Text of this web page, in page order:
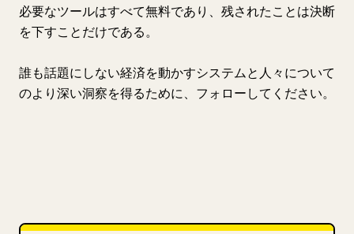
必要なツールはすべて無料であり、残されたことは決断
を下すことだけである。
誰も話題にしない経済を動かすシステムと人々について
のより深い洞察を得るために、フォローしてください。